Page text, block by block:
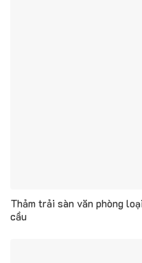
Thảm trải sàn văn phòng
cầu